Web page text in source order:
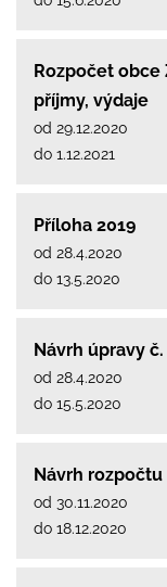
Rozpočet obce
příjmy, výdaje
od 29.12.2020
do 1.12.2021
Příloha 2019
od 28.4.2020
do 13.5.2020
Návrh úpravy
od 28.4.2020
do 15.5.2020
Návrh rozpočtu
od 30.11.2020
do 18.12.2020